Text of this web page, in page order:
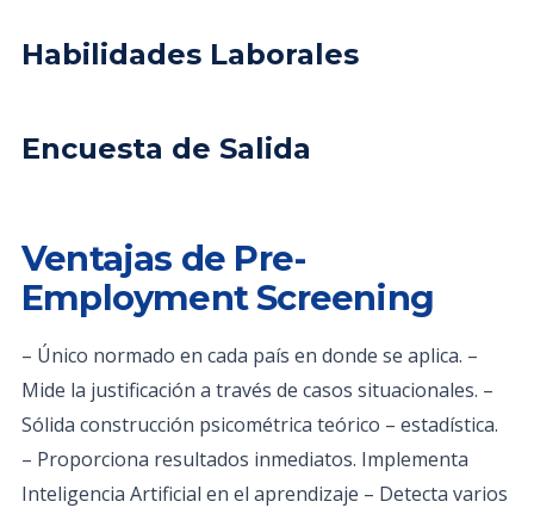
Habilidades Laborales
Encuesta de Salida
Ventajas de Pre-
Employment Screening
– Único normado en cada país en donde se aplica. –
Mide la justificación a través de casos situacionales. –
Sólida construcción psicométrica teórico – estadística.
– Proporciona resultados inmediatos. Implementa
Inteligencia Artificial en el aprendizaje – Detecta varios